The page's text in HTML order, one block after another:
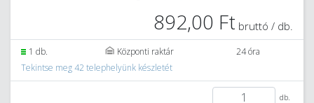
892,00 Ft bruttó / db.
1 db. Központi raktár
24 óra
Tekintse meg 42 telephelyünk készletét
db.